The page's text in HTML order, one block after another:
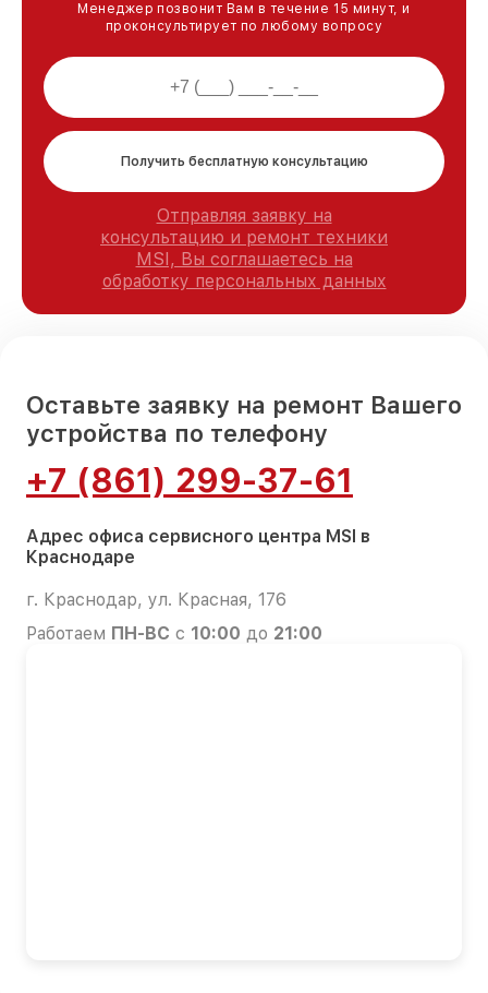
Менеджер позвонит Вам в течение 15 минут, и
проконсультирует по любому вопросу
Получить бесплатную консультацию
Отправляя заявку на
консультацию и ремонт техники
MSI, Вы соглашаетесь на
обработку персональных данных
Оставьте заявку на ремонт Вашего
устройства по телефону
+7 (861) 299-37-61
Адрес офиса сервисного центра MSI в
Краснодаре
г. Краснодар, ул. Красная, 176
Работаем ПН-ВС с 10:00 до 21:00